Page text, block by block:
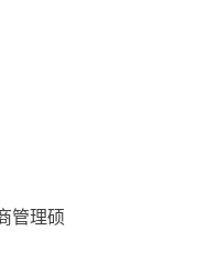
管理硕